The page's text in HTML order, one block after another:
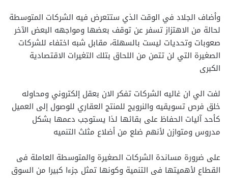
وأضاف الجلاد في الوقت الذي ستتعرض فيه الشركات المتوسطة
لحالة من الاهتزاز تسفر عن توقف بعضها ومواجهه البعض الآخر
صعوبات وتحديات ليست بالسهلة، مقابل شبه اختفاء للشركات
الصغيرة التي لن تتمن من اللحاق بتلك التغيرات الاقتصادية
الكبرى
لفت الي ان غاليه الشركات تفكر الان بعقل إلكتروني ومحاوله
خلق فرص تسويقيه والنرويج للمنتج العقاري للوصول إلى العميل
كأحد آليات الحفاظ على بقائها لذا يستوجب دعمها بشكل
مدروس ومتوازن لأنهم ضلع من أضلاع مثلث التنميه
على ضرورة مساندة الشركات الصغيرة والمتوسطة العاملة فى
القطاع لأهميتها فى التنمية وكونها تمثل جزءا كبيرا من السوق